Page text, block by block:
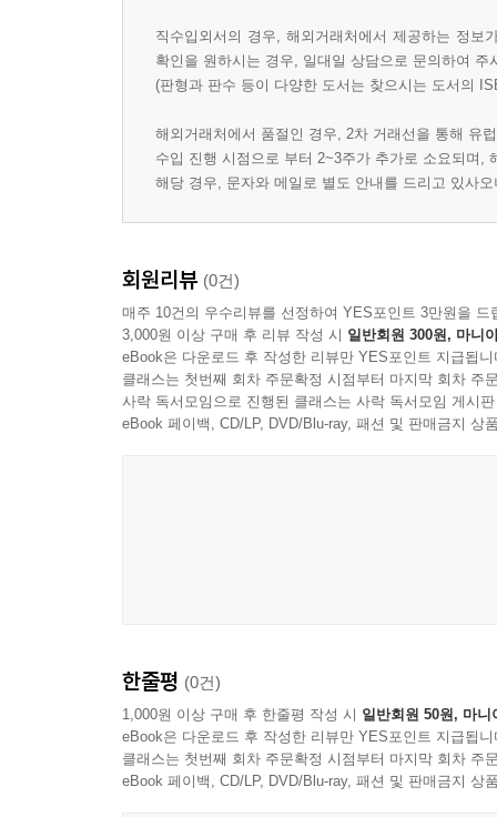
직수입외서의 경우, 해외거래처에서 제공하는 정
확인을 원하시는 경우, 일대일 상담으로 문의하여 주
(판형과 판수 등이 다양한 도서는 찾으시는 도서의
해외거래처에서 품절인 경우, 2차 거래선을 통해 유
수입 진행 시점으로 부터 2~3주가 추가로 소요되며,
해당 경우, 문자와 메일로 별도 안내를 드리고 있사
회원리뷰 (0건)
매주 10건의 우수리뷰를 선정하여 YES포인트 3만원을 드
3,000원 이상 구매 후 리뷰 작성 시 일반회원 300원, 마니
eBook은 다운로드 후 작성한 리뷰만 YES포인트 지급됩니
클래스는 첫번째 회차 주문확정 시점부터 마지막 회차 주
사락 독서모임으로 진행된 클래스는 사락 독서모임 게시
eBook 페이백, CD/LP, DVD/Blu-ray, 패션 및 판매금지 상
한줄평 (0건)
1,000원 이상 구매 후 한줄평 작성 시 일반회원 50원, 마니
eBook은 다운로드 후 작성한 리뷰만 YES포인트 지급됩니
클래스는 첫번째 회차 주문확정 시점부터 마지막 회차 주
eBook 페이백, CD/LP, DVD/Blu-ray, 패션 및 판매금지 상